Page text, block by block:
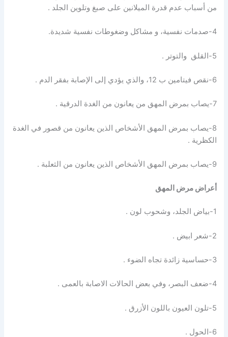
من أسباب عدم قدرة الميلانين على صبغ وتلوين الجلد .
4-صدمات نفسية، و مشاكل وضغوطات نفسية شديدة.
5-القلق والتوتر .
6-نقص فيتامين ب 12، والذي يؤدي إلى الإصابة بفقر الدم .
7-يصاب بمرض المهق من يعانون من الغدة الدرقية .
8-يصاب بمرض المهق الأشخاص الذين يعانون من قصور في الغدة
الكظرية .
9-يصاب بمرض المهق الأشخاص الذين يعانون من الثعلبة .
أعراض مرض المهق
1-بياض الجلد، وشحوب لون .
2-شعر ابيض .
3-حساسية زائدة تجاه الضوء .
4-ضعف البصر، وفي بعض الحالات الاصابة بالعمى .
5-تلون العيون باللون الأزرق .
6-الحول .